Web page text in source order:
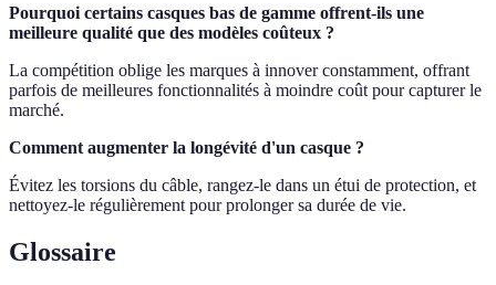
Pourquoi certains casques bas de gamme offrent-ils une
meilleure qualité que des modèles coûteux ?
La compétition oblige les marques à innover constamment, offrant
parfois de meilleures fonctionnalités à moindre coût pour capturer le
marché.
Comment augmenter la longévité d'un casque ?
Évitez les torsions du câble, rangez-le dans un étui de protection, et
nettoyez-le régulièrement pour prolonger sa durée de vie.
Glossaire